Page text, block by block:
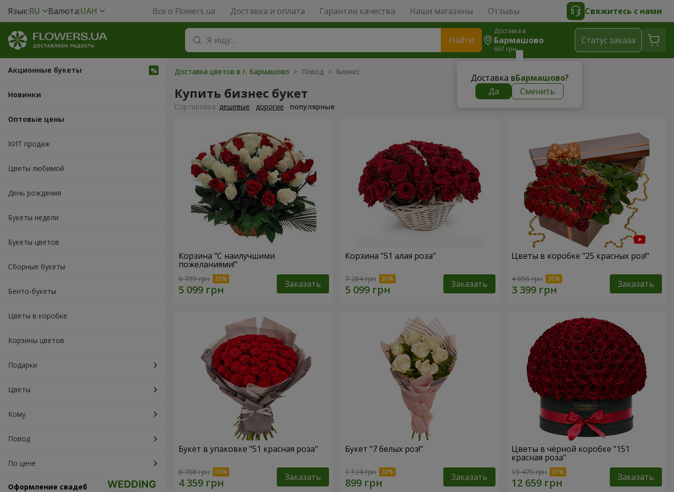
Язык:RU Валюта:UAH Все о Flowers.ua Доставка и оплата Гарантии качества Наши магазины Отзывы Свяжитесь с нами
Найти
Доставка в
Бармашово
667 грн
Доставка вБармашово?
Да
Сменить
Cтатус заказа
Акционные букеты
Новинки
Оптовые цены
ХИТ продаж
Цветы любимой
День рождения
Букеты недели
Букеты цветов
Сборные букеты
Бенто-букеты
Цветы в коробке
Корзины цветов
Подарки
Цветы
Кому
Повод
По цене
Оформление свадеб
Доставка цветов в г. Бармашово > Повод > Бизнес
Купить бизнес букет
Cортировка: дешевые дорогие популярные
Корзина "С наилучшими
пожеланиями!"
6 799 грн Заказать
Корзина "51 алая роза"
7 284 грн Заказать
Цветы в коробке "25 красных роз!"
4 856 грн Заказать
Букет в упаковке "51 красная роза"
6 706 грн Заказать
Букет "7 белых роз!"
1 124 грн Заказать
Цветы в чёрной коробке "151
красная роза"
19 475 грн Заказать